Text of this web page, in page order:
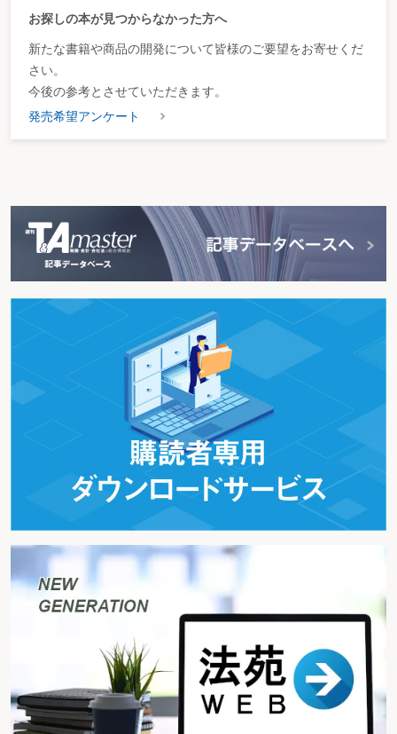
お探しの本が見つからなかった方へ
新たな書籍や商品の開発について皆様のご要望をお寄せくだ
さい。
今後の参考とさせていただきます。
発売希望アンケート